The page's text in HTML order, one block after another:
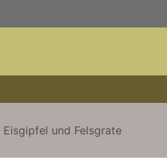
Eisgipfel und Felsgrate